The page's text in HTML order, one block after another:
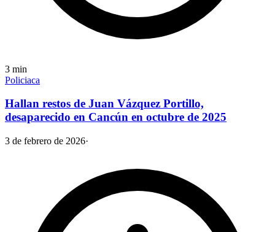
3 min
Policiaca
Hallan restos de Juan Vázquez Portillo,
desaparecido en Cancún en octubre de 2025
3 de febrero de 2026·